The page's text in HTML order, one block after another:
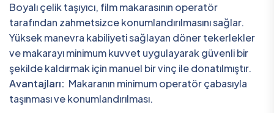
Boyalı çelik taşıyıcı, film makarasının operatör
tarafından zahmetsizce konumlandırılmasını sağlar.
Yüksek manevra kabiliyeti sağlayan döner tekerlekler
ve makarayı minimum kuvvet uygulayarak güvenli bir
şekilde kaldırmak için manuel bir vinç ile donatılmıştır.
Avantajları: Makaranın minimum operatör çabasıyla
taşınması ve konumlandırılması.